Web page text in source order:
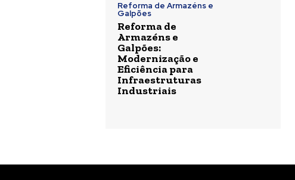
Reforma de Armazéns e
Galpões
Reforma de
Armazéns e
Galpões:
Modernização e
Eficiência para
Infraestruturas
Industriais